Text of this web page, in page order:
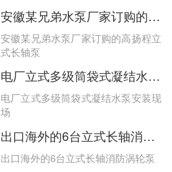
安徽某兄弟水泵厂家订购的高扬程立式长轴泵
安徽某兄弟水泵厂家订购的高扬程立
式长轴泵
电厂立式多级筒袋式凝结水泵安装现场
电厂立式多级筒袋式凝结水泵安装现
场
出口海外的6台立式长轴消防涡轮泵
出口海外的6台立式长轴消防涡轮泵